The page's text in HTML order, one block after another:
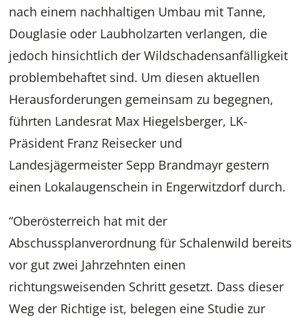
nach einem nachhaltigen Umbau mit Tanne,
Douglasie oder Laubholzarten verlangen, die
jedoch hinsichtlich der Wildschadensanfälligkeit
problembehaftet sind. Um diesen aktuellen
Herausforderungen gemeinsam zu begegnen,
führten Landesrat Max Hiegelsberger, LK-
Präsident Franz Reisecker und
Landesjägermeister Sepp Brandmayr gestern
einen Lokalaugenschein in Engerwitzdorf durch.
“Oberösterreich hat mit der
Abschussplanverordnung für Schalenwild bereits
vor gut zwei Jahrzehnten einen
richtungsweisenden Schritt gesetzt. Dass dieser
Weg der Richtige ist, belegen eine Studie zur